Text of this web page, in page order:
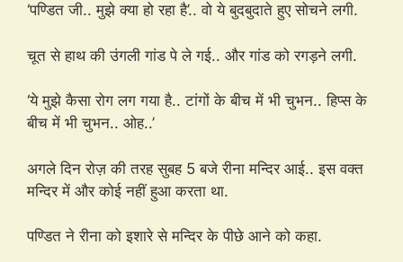
‘पण्डित जी.. मुझे क्या हो रहा है’.. वो ये बुदबुदाते हुए सोचने लगी.
चूत से हाथ की उंगली गांड पे ले गई.. और गांड को रगड़ने लगी.
‘ये मुझे कैसा रोग लग गया है.. टांगों के बीच में भी चुभन.. हिप्स के
बीच में भी चुभन.. ओह..’
अगले दिन रोज़ की तरह सुबह 5 बजे रीना मन्दिर आई.. इस वक्त
मन्दिर में और कोई नहीं हुआ करता था.
पण्डित ने रीना को इशारे से मन्दिर के पीछे आने को कहा.